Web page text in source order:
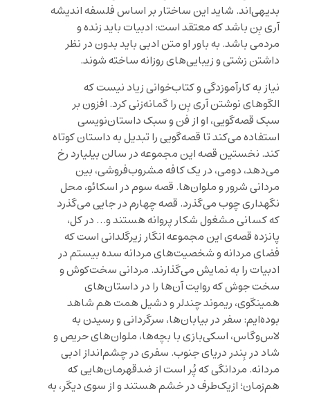
بدیهی‌اند. شاید این ساختار بر اساس فلسفه اندیشه
آری بِن باشد که معتقد است: ادبیات باید زنده و
مردمی‌ باشد. به باور او متن ادبی باید بدون در نظر
داشتن زشتی و زیبایی‌های روزانه ساخته شوند.
نیاز به کارآموزدگی و کتاب‌خوانی زیاد نیست که
الگوهای نوشتن آری بِن را گمانه‌زنی کرد. افزون بر
سبک قصه‌گویی، او از فن و سبک داستان‌نویسی
استفاده می‌کند تا قصه‌گویی را تبدیل به داستان کوتاه
کند. نخستین قصه این مجموعه در سالن بیلیارد رخ
می‌دهد، دومی، در یک کافه مشروب‌فروشی، بین
مردانی شرور و ملوان‌ها. قصه سوم در اسکائو، محل
نگهداری چوب می‌گذرد. قصه چهارم در جایی می‌گذرد
که کسانی مشغول شکار پروانه هستند و… در کل،
پانزده قصه‌ی این مجموعه انگار زیرگلدانی است که
فضای مردانه و شخصیت‌های مردانه سده بیستم در
ادبیات را به نمایش می‌گذارند. مردانی سخت‌کوش و
سخت جوش که روایت آن‌ها را در داستان‌های
همینگوی، ریموند چندلر و دشیل همت هم شاهد
بوده‌ایم: سفر در بیابان‌ها، سرگردانی و رسیدن به
لاس‌وگاس، اسکی‌بازی با بچه‌ها، ملوان‌های حریص و
شاد در بِندر دریای جنوب. سفری در چشم‌انداز ادبی
مردانه. مردانگی که پُر است از ضدقهرمان‌هایی که
هم‌زمان؛ ازیک‌طرف در خشم هستند و از سوی دیگر، به